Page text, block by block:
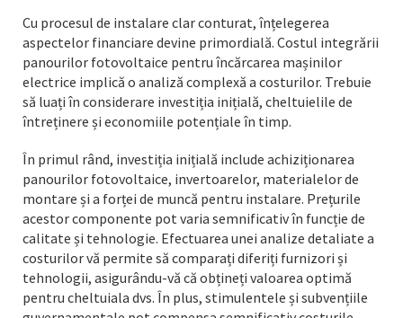
Cu procesul de instalare clar conturat, înțelegerea
aspectelor financiare devine primordială. Costul integrării
panourilor fotovoltaice pentru încărcarea mașinilor
electrice implică o analiză complexă a costurilor. Trebuie
să luați în considerare investiția inițială, cheltuielile de
întreținere și economiile potențiale în timp.
În primul rând, investiția inițială include achiziționarea
panourilor fotovoltaice, invertoarelor, materialelor de
montare și a forței de muncă pentru instalare. Prețurile
acestor componente pot varia semnificativ în funcție de
calitate și tehnologie. Efectuarea unei analize detaliate a
costurilor vă permite să comparați diferiți furnizori și
tehnologii, asigurându-vă că obțineți valoarea optimă
pentru cheltuiala dvs. În plus, stimulentele și subvențiile